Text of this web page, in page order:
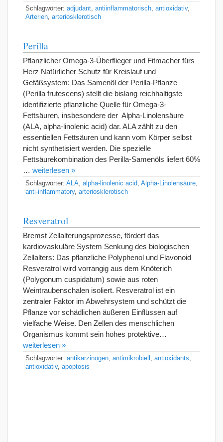
Schlagwörter: adjudant antiinflammatorisch antioxidativ,
Arterien arteriosklerotisch
Perilla
Pflanzlicher Omega-3-Überflieger und Fitmacher fürs
Herz Natürlicher Schutz für Kreislauf und
Gefäßsystem: Das Samenöl der Perilla-Pflanze
(Perilla frutescens) stellt die bislang reichhaltigste
identifizierte pflanzliche Quelle für Omega-3-
Fettsäuren, insbesondere der Alpha-Linolensäure
(ALA, alpha-linolenic acid) dar. ALA zählt zu den
essentiellen Fettsäuren und kann vom Körper selbst
nicht synthetisiert werden. Die spezielle
Fettsäurekombination des Perilla-Samenöls liefert 60%
… weiterlesen »
Schlagwörter: ALA alpha-linolenic acid Alpha-Linolensäure
anti-inflammatory, arteriosklerotisch
Resveratrol
Bremst Zellalterungsprozesse, fördert das
kardiovaskuläre System Senkung des biologischen
Zellalters: Das pflanzliche Polyphenol und Flavonoid
Resveratrol wird vorrangig aus dem Knöterich
(Polygonum cuspidatum) sowie aus roten
Weintraubenschalen isoliert. Resveratrol ist ein
zentraler Faktor im Abwehrsystem und schützt die
Pflanze vor schädlichen äußeren Einflüssen auf
vielfache Weise. Den Zellen des menschlichen
Organismus kommt sein hohes protektive…
weiterlesen »
Schlagwörter: antikarzinogen antimikrobiell antioxidants
antioxidativ, apoptosis